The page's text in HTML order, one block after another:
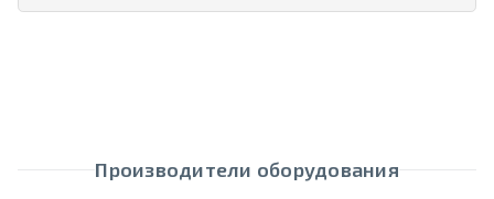
Производители оборудования